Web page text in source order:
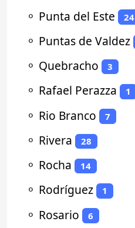
⚬ Punta del Este 24
⚬ Puntas de Valdez
⚬ Quebracho 3
⚬ Rafael Perazza 1
⚬ Rio Branco 7
⚬ Rivera 28
⚬ Rocha 14
⚬ Rodríguez 1
⚬ Rosario 6